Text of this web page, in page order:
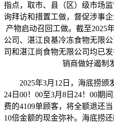
指点，取市、县（区）级市场
询拜访和措置工做，督促涉事
产物启动召回工做。截至2025
公司、湛江良基冷冻食物无限
司和湛江尚食物无限公司均已
销商做好遏制
2025年3月12日，海底捞颁
24日00！00至3月8日24！00期
费的4109单顾客，将全额退还
10倍金额的现金弥补。海底捞